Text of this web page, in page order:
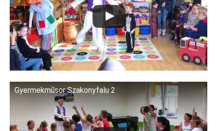
Gyermekműsor Szakonyfalu 2